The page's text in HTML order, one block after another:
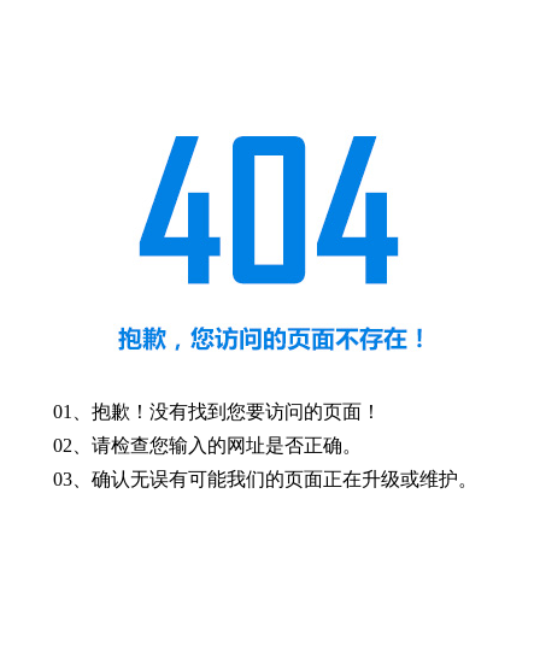
01、抱歉！没有找到您要访问的页面！
02、请检查您输入的网址是否正确。
03、确认无误有可能我们的页面正在升级或维护。